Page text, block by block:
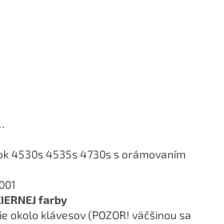
4530s 4535s 4730s s orámovaním
farby
okolo klávesov (POZOR! väčšinou sa